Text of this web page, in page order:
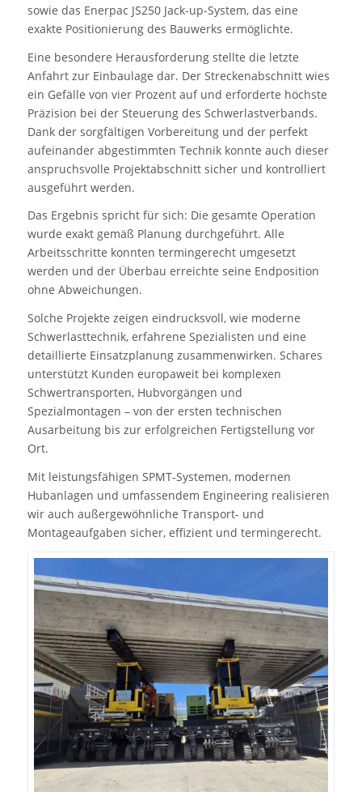
sowie das Enerpac JS250 Jack-up-System, das eine
exakte Positionierung des Bauwerks ermöglichte.
Eine besondere Herausforderung stellte die letzte
Anfahrt zur Einbaulage dar. Der Streckenabschnitt wies
ein Gefälle von vier Prozent auf und erforderte höchste
Präzision bei der Steuerung des Schwerlastverbands.
Dank der sorgfältigen Vorbereitung und der perfekt
aufeinander abgestimmten Technik konnte auch dieser
anspruchsvolle Projektabschnitt sicher und kontrolliert
ausgeführt werden.
Das Ergebnis spricht für sich: Die gesamte Operation
wurde exakt gemäß Planung durchgeführt. Alle
Arbeitsschritte konnten termingerecht umgesetzt
werden und der Überbau erreichte seine Endposition
ohne Abweichungen.
Solche Projekte zeigen eindrucksvoll, wie moderne
Schwerlasttechnik, erfahrene Spezialisten und eine
detaillierte Einsatzplanung zusammenwirken. Schares
unterstützt Kunden europaweit bei komplexen
Schwertransporten, Hubvorgängen und
Spezialmontagen – von der ersten technischen
Ausarbeitung bis zur erfolgreichen Fertigstellung vor
Ort.
Mit leistungsfähigen SPMT-Systemen, modernen
Hubanlagen und umfassendem Engineering realisieren
wir auch außergewöhnliche Transport- und
Montageaufgaben sicher, effizient und termingerecht.